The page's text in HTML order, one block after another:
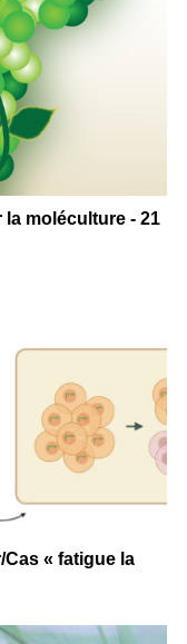
moléculture - 21
« fatigue la